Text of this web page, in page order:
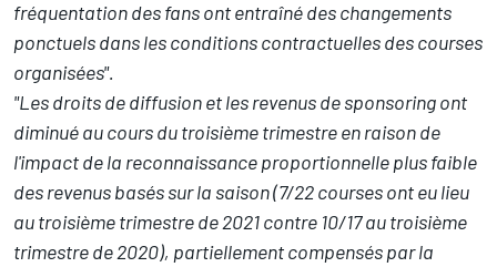
fréquentation des fans ont entraîné des changements
ponctuels dans les conditions contractuelles des courses
organisées".
"Les droits de diffusion et les revenus de sponsoring ont
diminué au cours du troisième trimestre en raison de
l'impact de la reconnaissance proportionnelle plus faible
des revenus basés sur la saison (7/22 courses ont eu lieu
au troisième trimestre de 2021 contre 10/17 au troisième
trimestre de 2020), partiellement compensés par la